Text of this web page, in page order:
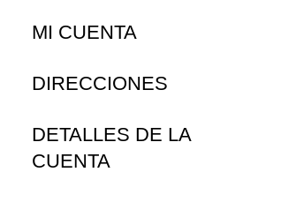
MI CUENTA
DIRECCIONES
DETALLES DE LA
CUENTA